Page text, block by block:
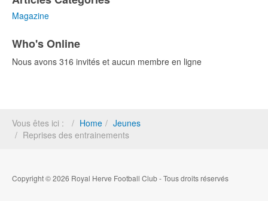
Magazine
Who's Online
Nous avons 316 invités et aucun membre en ligne
Vous êtes ici : Home
Jeunes
Reprises des entrainements
Copyright © 2026 Royal Herve Football Club - Tous droits réservés